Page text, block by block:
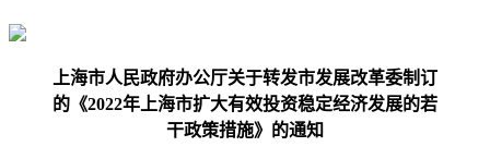
上海市人民政府办公厅关于转发市发展改革委制订
的《2022年上海市扩大有效投资稳定经济发展的若
干政策措施》的通知